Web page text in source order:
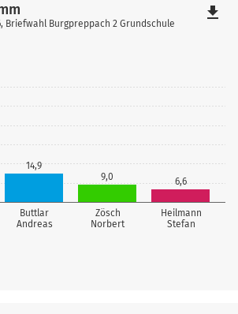
Buttlar
Andreas
Zösch
Norbert
Heilmann
Stefan
14,9
9,0
6,6
Briefwahl Burgpreppach 2 Grundschule
file_download